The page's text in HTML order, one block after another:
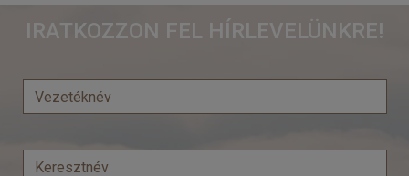
IRATKOZZON FEL HÍRLEVELÜNKRE!